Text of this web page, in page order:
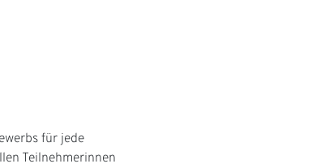
für jede
Teilnehmerinnen